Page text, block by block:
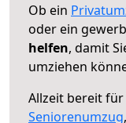
Ob ein
oder ein
helfen, damit
umziehen
Allzeit bereit
Seniorenumzug,